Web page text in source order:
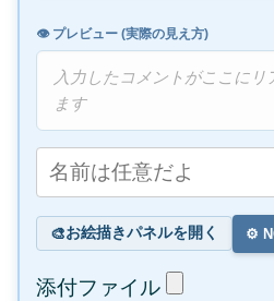
👁️ プレビュー (実際の見え方)
入力したコメントがここに
ます
🎨お絵描きパネルを開く ⚙️
添付ファイル